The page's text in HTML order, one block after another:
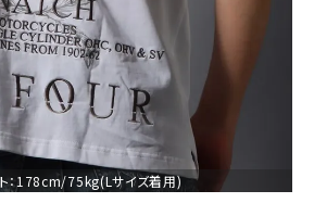
：178cm/75kg(Lサイズ着用)